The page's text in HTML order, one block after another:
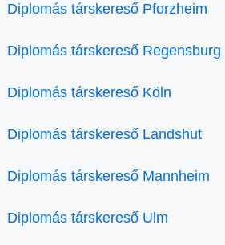
Diplomás társkereső Pforzheim
Diplomás társkereső Regensburg
Diplomás társkereső Köln
Diplomás társkereső Landshut
Diplomás társkereső Mannheim
Diplomás társkereső Ulm